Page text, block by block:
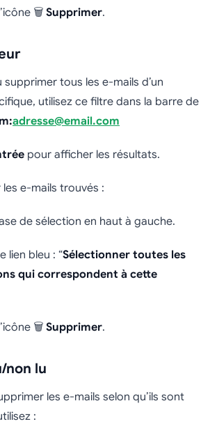
🗑️ Supprimer.
tous les e-mails d’un
utilisez ce filtre dans la barre de
adresse@email.com
pour afficher les résultats.
e-mails trouvés :
de sélection en haut à gauche.
lien bleu : “Sélectionner toutes les
qui correspondent à cette
🗑️ Supprimer.
non lu
les e-mails selon qu’ils sont
: